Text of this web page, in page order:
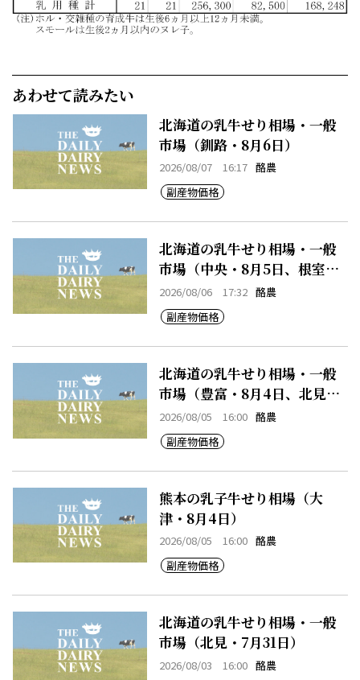
あわせて読みたい
北海道の乳牛せり相場・一般
市場（釧路・8月6日）
2026/08/07 16:17 酪農
副産物価格
北海道の乳牛せり相場・一般
市場（中央・8月5日、根室・8
月5日）
2026/08/06 17:32 酪農
副産物価格
北海道の乳牛せり相場・一般
市場（豊富・8月4日、北見・8
月4日、早来・8月4日）
2026/08/05 16:00 酪農
副産物価格
熊本の乳子牛せり相場（大
津・8月4日）
2026/08/05 16:00 酪農
副産物価格
北海道の乳牛せり相場・一般
市場（北見・7月31日）
2026/08/03 16:00 酪農